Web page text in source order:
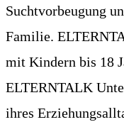
Suchtvorbeugung
Familie.
mit Kindern bis 18
ELTERNTALK
ihres